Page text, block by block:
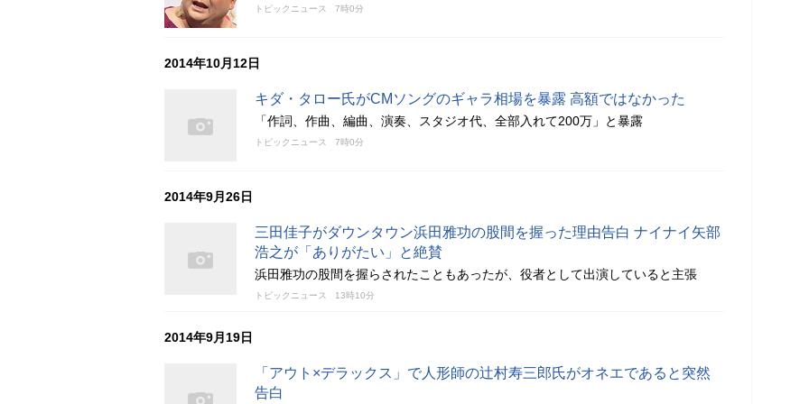
トピックニュース 7時0分
2014年10月12日
キダ・タロー氏がCMソングのギャラ相場を暴露 高額ではなかった
「作詞、作曲、編曲、演奏、スタジオ代、全部入れて200万」と暴露
トピックニュース 7時0分
2014年9月26日
三田佳子がダウンタウン浜田雅功の股間を握った理由告白 ナイナイ矢部
浩之が「ありがたい」と絶賛
浜田雅功の股間を握らされたこともあったが、役者として出演していると主張
トピックニュース 13時10分
2014年9月19日
「アウト×デラックス」で人形師の辻村寿三郎氏がオネエであると突然
告白